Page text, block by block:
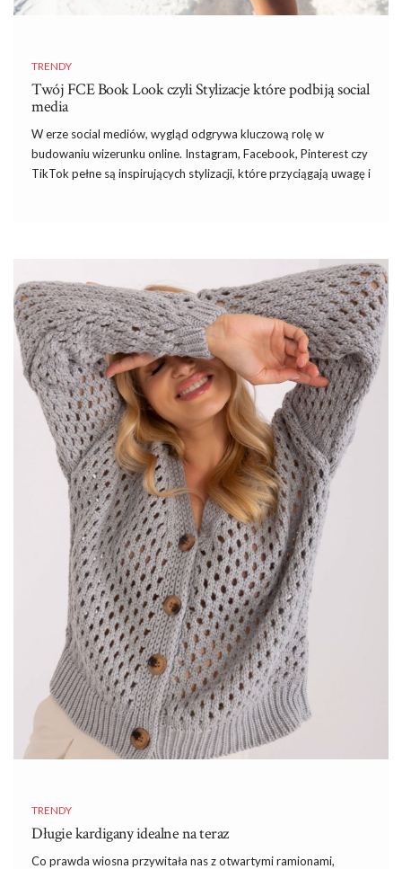
TRENDY
Twój FCE Book Look czyli Stylizacje które podbiją social
media
W erze social mediów, wygląd odgrywa kluczową rolę w
budowaniu wizerunku online. Instagram, Facebook, Pinterest czy
TikTok pełne są inspirujących stylizacji, które przyciągają uwagę i
FCE Book Look czyli Stylizacje które podbiją social media
FCE Book Look – Dlaczego warto
inwestować w stylizacje do social
mediów?
Social media stały się platformą, na której możemy wyrażać
siebie i pokazywać swoje podejście do mody. Zdjęcia stylizacji to
sposób na przyciągnięcie uwagi, inspirację …
TRENDY
Długie kardigany idealne na teraz
Co prawda wiosna przywitała nas z otwartymi ramionami,